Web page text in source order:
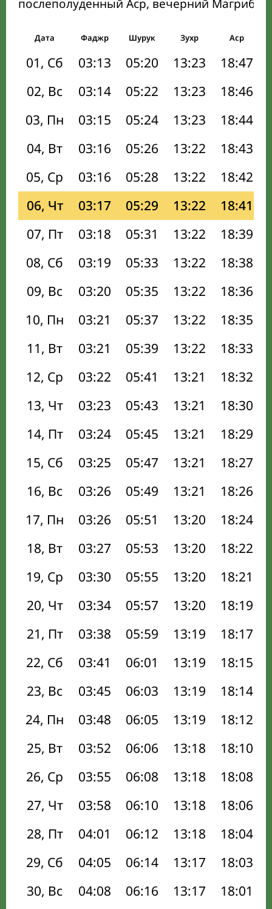
послеполуденный Аср, вечерний Магриб
Дата Фаджр Шурук Зухр Аср
01, Сб 03:13 05:20 13:23 18:47
02, Вс
03:14 05:22 13:23 18:46
03, Пн
03:15 05:24 13:23 18:44
04, Вт
03:16 05:26 13:22 18:43
05, Ср
03:16 05:28 13:22 18:42
06, Чт
03:17 05:29 13:22 18:41
07, Пт
03:18 05:31 13:22 18:39
08, Сб
03:19 05:33 13:22 18:38
09, Вс
03:20 05:35 13:22 18:36
10, Пн
03:21 05:37 13:22 18:35
11, Вт
03:21 05:39 13:22 18:33
12, Ср
03:22 05:41 13:21 18:32
13, Чт
03:23 05:43 13:21 18:30
14, Пт
03:24 05:45 13:21 18:29
15, Сб
03:25 05:47 13:21 18:27
16, Вс
03:26 05:49 13:21 18:26
17, Пн
03:26 05:51 13:20 18:24
18, Вт
03:27 05:53 13:20 18:22
19, Ср
03:30 05:55 13:20 18:21
20, Чт
03:34 05:57 13:20 18:19
21, Пт
03:38 05:59 13:19 18:17
22, Сб
03:41 06:01 13:19 18:15
23, Вс
03:45 06:03 13:19 18:14
24, Пн
03:48 06:05 13:19 18:12
25, Вт
03:52 06:06 13:18 18:10
26, Ср
03:55 06:08 13:18 18:08
27, Чт
03:58 06:10 13:18 18:06
28, Пт
04:01 06:12 13:18 18:04
29, Сб
04:05 06:14 13:17 18:03
30, Вс
04:08 06:16 13:17 18:01